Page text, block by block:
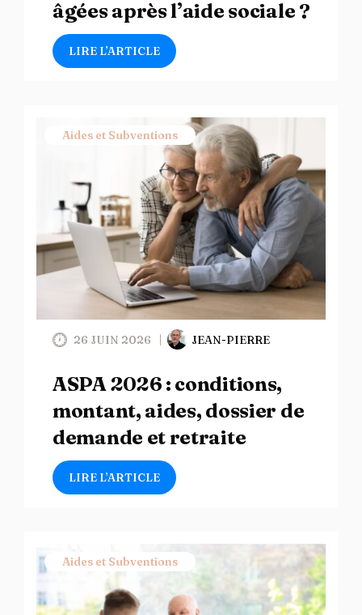
âgées après l’aide sociale ?
LIRE L’ARTICLE
Aides et Subventions
26 JUIN 2026 JEAN-PIERRE
ASPA 2026 : conditions,
montant, aides, dossier de
demande et retraite
LIRE L’ARTICLE
Aides et Subventions